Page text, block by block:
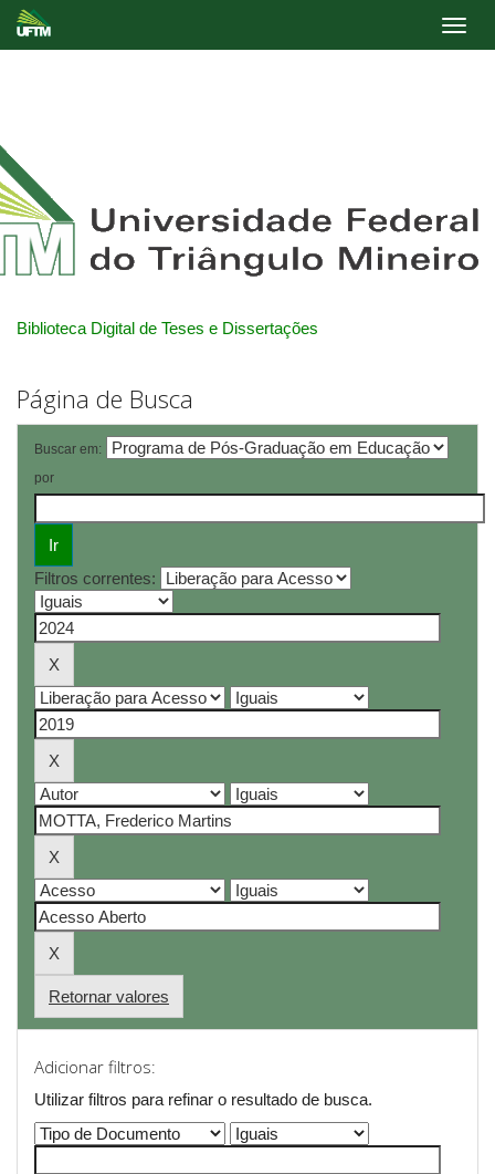
Biblioteca Digital de Teses e Dissertações
Página de Busca
Buscar em:
por
Filtros correntes:
Retornar valores
Adicionar filtros:
Utilizar filtros para refinar o resultado de busca.